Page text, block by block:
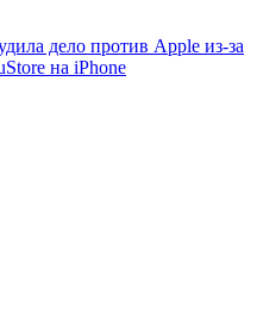
дело против Apple из-за
на iPhone